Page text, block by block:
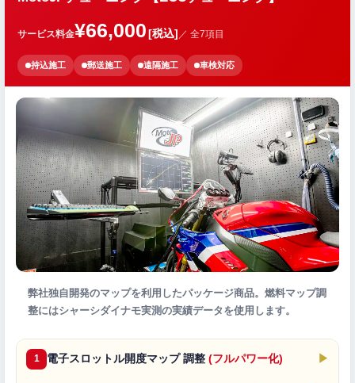
サービス料金¥66,000[税込] ／ 全7項目
持込施工 郵送施工 遠隔施工 車検対応
弊社独自開発のマップを利用したパッケージ商品。燃料マップ調
整にはシャーシダイナモ実測の実績データを使用します。
1 電子スロットル開度マップ 調整 (フルパワー化) ▶